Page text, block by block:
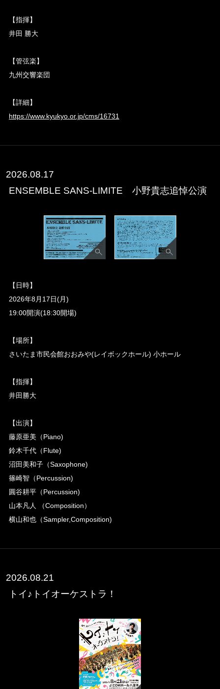
【指揮】
井田 勝大
【管弦楽】
九州交響楽団
【詳細】
https://www.kyukyo.or.jp/cms/16731
2026.08.17
ENSEMBLE SANS-LIMITE 小野貴志追悼公演
【日時】
2026年8月17日(月)
19:00開演(18:30開場)
【場所】
さいたま市民会館おおみや(レイボックホール) 小ホール
【指揮】
井田勝大
【出演】
藤原亜美（Piano)
鈴木千代（Flute)
沼田美和子（Saxophone)
篠崎智（Percussion)
圓谷耕平（Percussion)
山本凡人 （Composition）
横山和也（Sampler,Composition)
2026.08.21
トイ♪トイオーケストラ！